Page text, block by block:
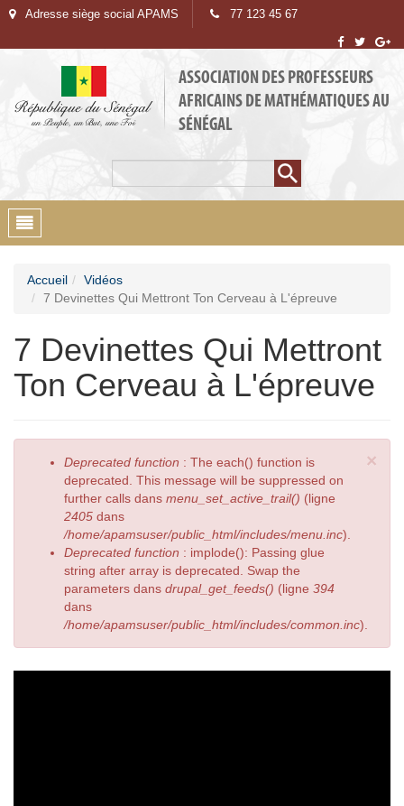
Adresse siège social APAMS 77 123 45 67
ASSOCIATION DES PROFESSEURS
AFRICAINS DE MATHÉMATIQUES AU
SÉNÉGAL
Formulaire de
Toggle
navigation
Accueil
Vidéos
7 Devinettes Qui Mettront Ton Cerveau à L'épreuve
7 Devinettes Qui Mettront
Ton Cerveau à L'épreuve
×
Deprecated function : The each() function is
deprecated. This message will be suppressed on
further calls dans menu_set_active_trail() (ligne
2405 dans
/home/apamsuser/public_html/includes/menu.inc).
Deprecated function : implode(): Passing glue
string after array is deprecated. Swap the
parameters dans drupal_get_feeds() (ligne 394
dans
/home/apamsuser/public_html/includes/common.inc).